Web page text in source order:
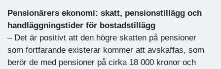
Pensionärers ekonomi: skatt, pensionstillägg och
handläggningstider för bostadstillägg
– Det är positivt att den högre skatten på pensioner
som fortfarande existerar kommer att avskaffas, som
berör de med pensioner på cirka 18 000 kronor och